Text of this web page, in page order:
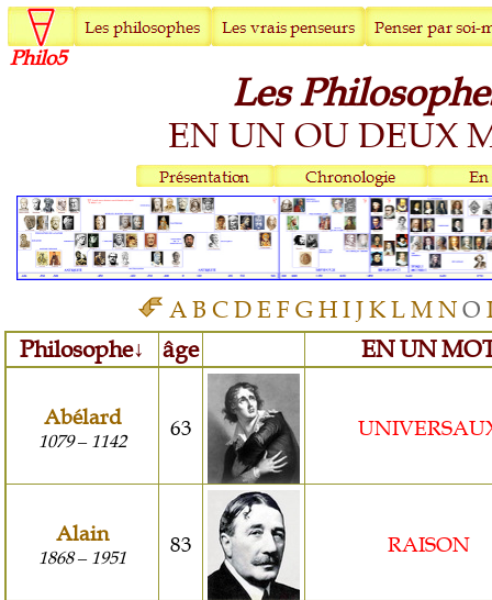
Philo5
Les
EN UN OU DEUX
AB CDE F GHIJKLMNO
Philosophe↓ âge EN UN
Abélard
1079– 1142 63
Alain
1868– 1951 83 RAISON